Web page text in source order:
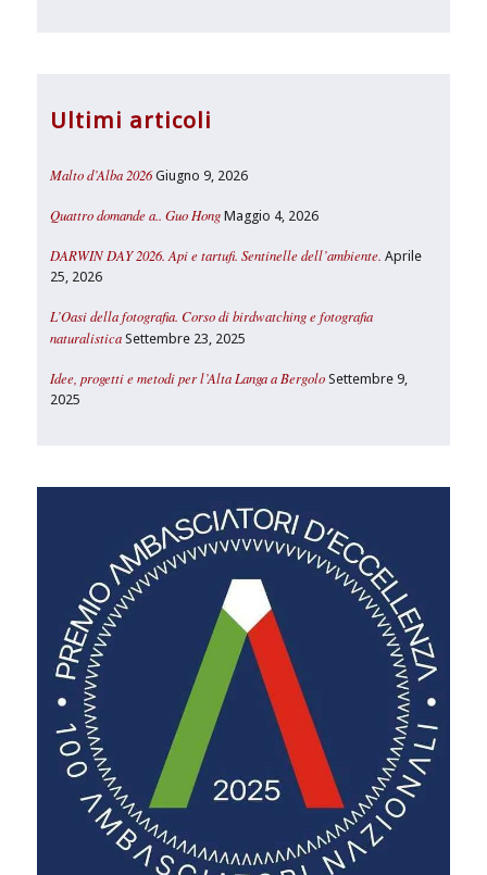
Ultimi articoli
Malto d’Alba 2026 Giugno 9, 2026
Quattro domande a.. Guo Hong Maggio 4, 2026
DARWIN DAY 2026. Api e tartufi. Sentinelle dell’ambiente. Aprile
25, 2026
L’Oasi della fotografia. Corso di birdwatching e fotografia
naturalistica Settembre 23, 2025
Idee, progetti e metodi per l’Alta Langa a Bergolo Settembre 9,
2025